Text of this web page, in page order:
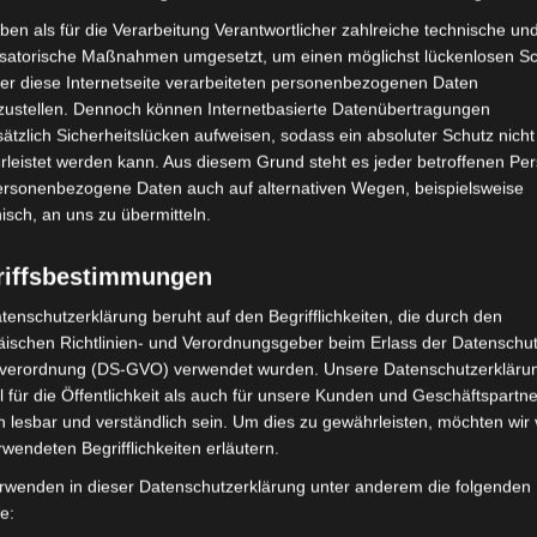
Card: Machen Sie Ihre Visitenkarten zum
vielen verschiedenen Papierherstellern wählen.
aus Ihrer
als für die Verarbeitung Verantwortlicher zahlreiche technische und
Maßnahmen umgesetzt, um einen möglichst lückenlosen
diese Internetseite verarbeiteten personenbezogenen Daten
Dennoch können Internetbasierte Datenübertragungen
Sicherheitslücken aufweisen, sodass ein absoluter Schutz nicht
werden kann. Aus diesem Grund steht es jeder betroffenen
Daten auch auf alternativen Wegen, beispielsweise
an uns zu übermitteln.
beruht auf den Begrifflichkeiten, die durch den
Richtlinien- und Verordnungsgeber beim Erlass der
(DS-GVO) verwendet wurden. Unsere
für die Öffentlichkeit als auch für unsere Kunden und
lesbar und verständlich sein. Um dies zu gewährleisten, möchten wir
Begrifflichkeiten erläutern.
in dieser Datenschutzerklärung unter anderem die folgenden